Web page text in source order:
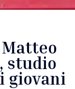
Matteo
studio
giovani